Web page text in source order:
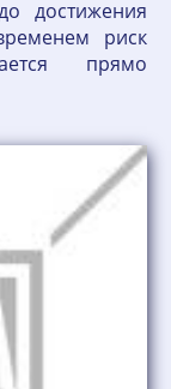
достижения
риск
прямо